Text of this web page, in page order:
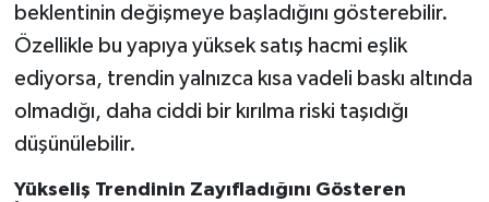
beklentinin değişmeye başladığını gösterebilir.
Özellikle bu yapıya yüksek satış hacmi eşlik
ediyorsa, trendin yalnızca kısa vadeli baskı altında
olmadığı, daha ciddi bir kırılma riski taşıdığı
düşünülebilir.
Yükseliş Trendinin Zayıfladığını Gösteren